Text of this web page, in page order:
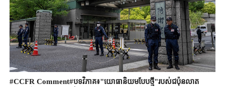
#CCFR Comment#បទវិភាគ៖"យោធានិយមបែបថ្មី"របស់ជប៉ុនលាត